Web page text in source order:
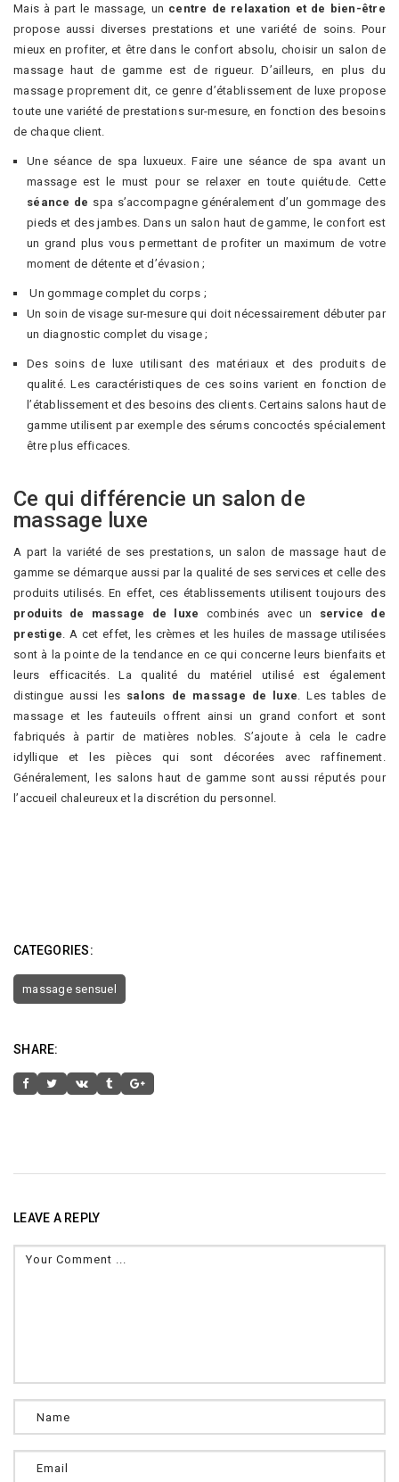
Mais à part le massage, un centre de relaxation et de bien-être
propose aussi diverses prestations et une variété de soins. Pour
mieux en profiter, et être dans le confort absolu, choisir un salon de
massage haut de gamme est de rigueur. D’ailleurs, en plus du
massage proprement dit, ce genre d’établissement de luxe propose
toute une variété de prestations sur-mesure, en fonction des besoins
de chaque client.
Une séance de spa luxueux. Faire une séance de spa avant un
massage est le must pour se relaxer en toute quiétude. Cette
séance de spa s’accompagne généralement d’un gommage des
pieds et des jambes. Dans un salon haut de gamme, le confort est
un grand plus vous permettant de profiter un maximum de votre
moment de détente et d’évasion ;
Un gommage complet du corps ;
Un soin de visage sur-mesure qui doit nécessairement débuter par
un diagnostic complet du visage ;
Des soins de luxe utilisant des matériaux et des produits de
qualité. Les caractéristiques de ces soins varient en fonction de
l’établissement et des besoins des clients. Certains salons haut de
gamme utilisent par exemple des sérums concoctés spécialement
être plus efficaces.
Ce qui différencie un salon de
massage luxe
A part la variété de ses prestations, un salon de massage haut de
gamme se démarque aussi par la qualité de ses services et celle des
produits utilisés. En effet, ces établissements utilisent toujours des
produits de massage de luxe combinés avec un service de
prestige . A cet effet, les crèmes et les huiles de massage utilisées
sont à la pointe de la tendance en ce qui concerne leurs bienfaits et
leurs efficacités. La qualité du matériel utilisé est également
distingue aussi les salons de massage de luxe . Les tables de
massage et les fauteuils offrent ainsi un grand confort et sont
fabriqués à partir de matières nobles. S’ajoute à cela le cadre
idyllique et les pièces qui sont décorées avec raffinement.
Généralement, les salons haut de gamme sont aussi réputés pour
l’accueil chaleureux et la discrétion du personnel.
CATEGORIES:
massage sensuel
SHARE:
LEAVE A REPLY